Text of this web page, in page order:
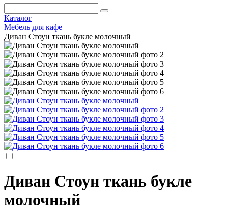
Каталог
Мебель для кафе
Диван Стоун ткань букле молочный
Диван Стоун ткань букле
молочный